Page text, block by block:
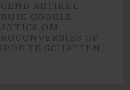
ARTIKEL →
GOOGLE
OM
OP
TE SCHATTEN